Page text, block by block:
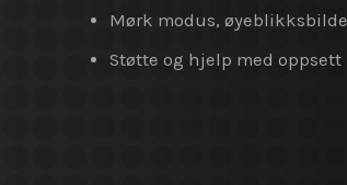
Mørk modus,
Støtte og hjelp med oppsett